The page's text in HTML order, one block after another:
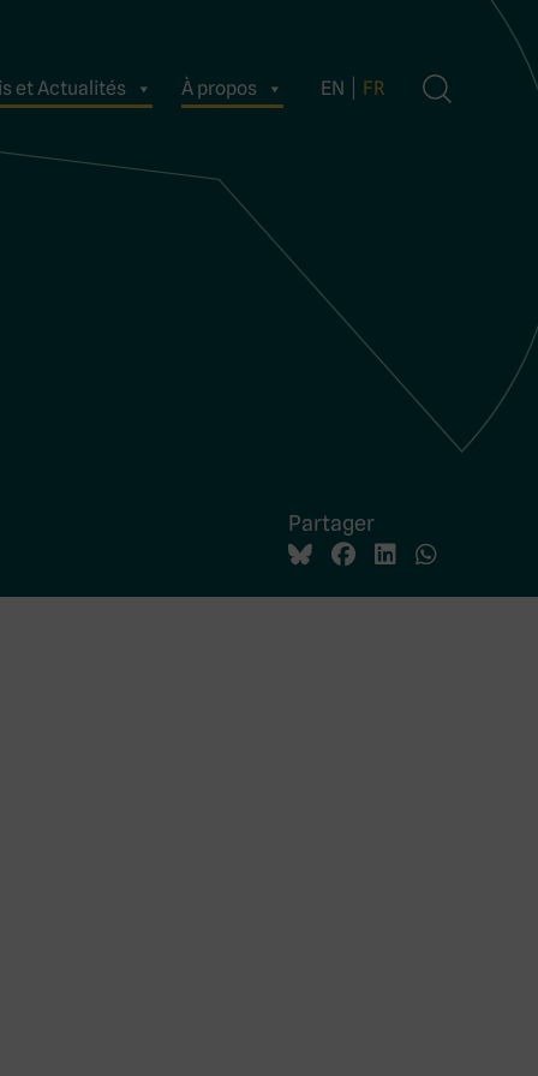
et Actualités À propos EN FR
Partager